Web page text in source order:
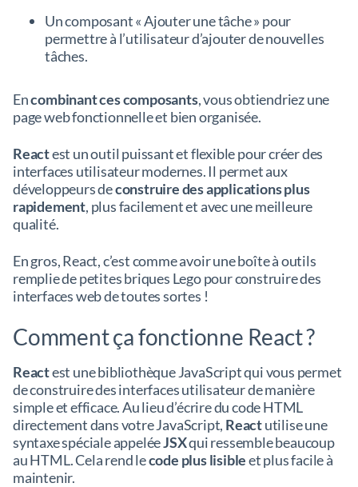
Un composant « Ajouter une tâche » pour
permettre à l’utilisateur d’ajouter de nouvelles
tâches.
Encombinant ces composants, vous obtiendriez une
page web fonctionnelle et bien organisée.
Reactest un outil puissant et flexible pour créer des
interfaces utilisateur modernes. Il permet aux
développeurs deconstruire des applications plus
rapidement, plus facilement et avec une meilleure
qualité.
En gros, React, c’est comme avoir une boîte à outils
remplie de petites briques Lego pour construire des
interfaces web de toutes sortes !
Comment ça fonctionne React ?
Reactest une bibliothèque JavaScript qui vous permet
de construire des interfaces utilisateur de manière
simple et efficace. Au lieu d’écrire du code HTML
directement dans votre JavaScript, Reactutilise une
syntaxe spéciale appeléeJSXqui ressemble beaucoup
au HTML. Cela rend lecode plus lisibleet plus facile à
maintenir.